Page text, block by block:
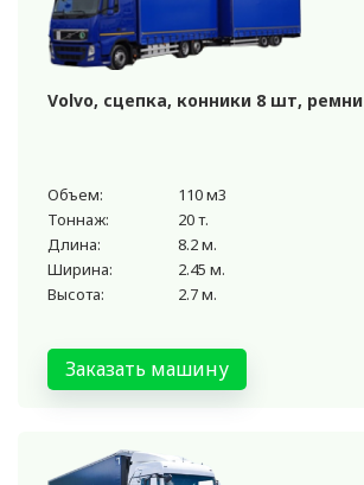
Volvo, сцепка, конники 8 шт, ремни
Объем:
110 м3
Тоннаж:
20 т.
Длина:
8.2 м.
Ширина:
2.45 м.
Высота:
2.7 м.
Заказать машину